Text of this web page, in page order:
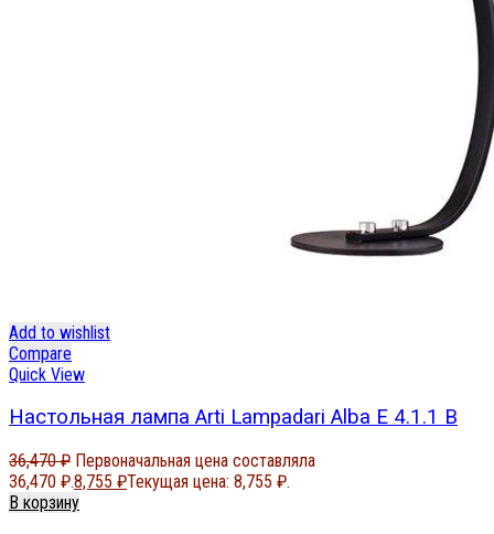
Add to wishlist
Compare
Quick View
Настольная лампа Arti Lampadari Alba E 4.1.1 B
36,470₽ Первоначальная цена составляла
36,470 ₽.8,755 ₽Текущая цена: 8,755 ₽.
В корзину